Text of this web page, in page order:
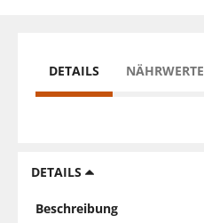
DETAILS NÄHRWERTE
DETAILS
Beschreibung